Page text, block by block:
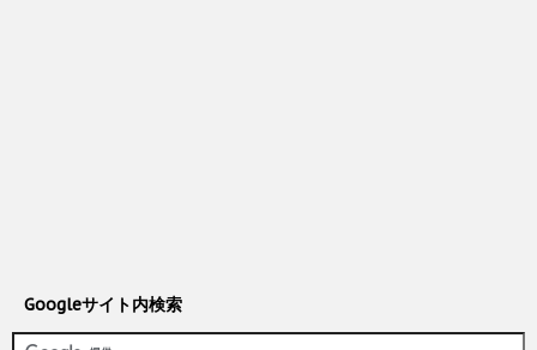
Googleサイト内検索